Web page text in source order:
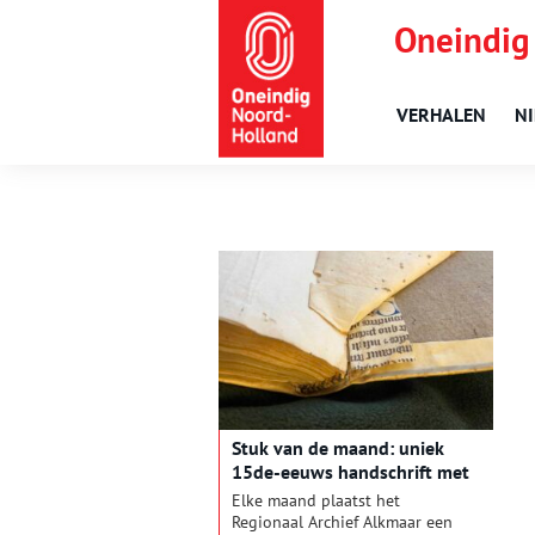
VERHALEN
Stuk van de maand: uniek
15de-eeuws handschrift met
monsterachtige trekjes
Elke maand plaatst het
Regionaal Archief Alkmaar een